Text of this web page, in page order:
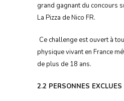
grand gagnant du concours
La Pizza de Nico FR.
Ce challenge est ouvert à
physique vivant en France
de plus de 18 ans.
2.2 PERSONNES EXCLUES